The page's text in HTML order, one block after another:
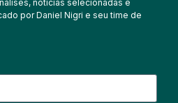
notícias selecionadas e
por Daniel Nigri e seu time de